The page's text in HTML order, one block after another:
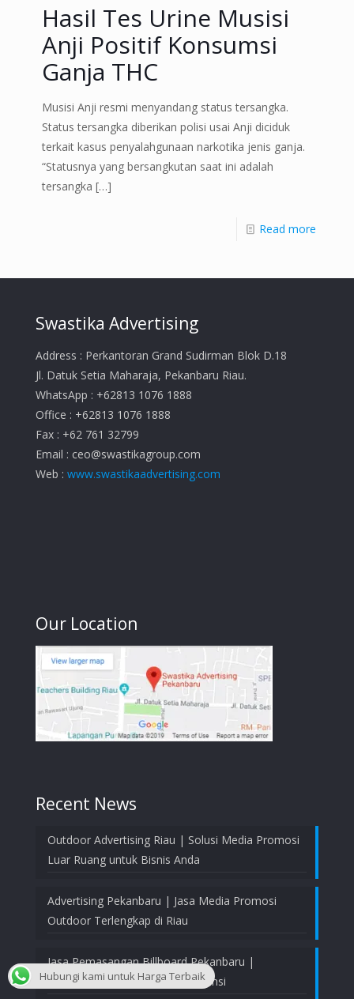
Hasil Tes Urine Musisi
Anji Positif Konsumsi
Ganja THC
Musisi Anji resmi menyandang status tersangka.
Status tersangka diberikan polisi usai Anji diciduk
terkait kasus penyalahgunaan narkotika jenis ganja.
“Statusnya yang bersangkutan saat ini adalah
tersangka […]
Read more
Swastika Advertising
Address : Perkantoran Grand Sudirman Blok D.18
Jl. Datuk Setia Maharaja, Pekanbaru Riau.
WhatsApp : +62813 1076 1888
Office : +62813 1076 1888
Fax : +62 761 32799
Email : ceo@swastikagroup.com
Web : www.swastikaadvertising.com
Our Location
Recent News
Outdoor Advertising Riau | Solusi Media Promosi
Luar Ruang untuk Bisnis Anda
Advertising Pekanbaru | Jasa Media Promosi
Outdoor Terlengkap di Riau
Jasa Pemasangan Billboard Pekanbaru |
Profesional, Aman, dan Bergaransi
Hubungi kami untuk Harga Terbaik